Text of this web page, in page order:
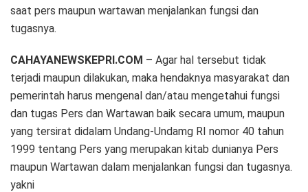
saat pers maupun wartawan menjalankan fungsi dan
tugasnya.
CAHAYANEWSKEPRI.COM – Agar hal tersebut tidak
terjadi maupun dilakukan, maka hendaknya masyarakat dan
pemerintah harus mengenal dan/atau mengetahui fungsi
dan tugas Pers dan Wartawan baik secara umum, maupun
yang tersirat didalam Undang-Undamg RI nomor 40 tahun
1999 tentang Pers yang merupakan kitab dunianya Pers
maupun Wartawan dalam menjalankan fungsi dan tugasnya.
yakni